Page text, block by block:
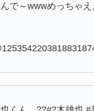
で～wwwめっちゃ